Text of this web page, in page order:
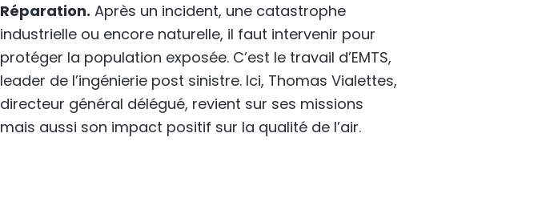
Réparation. Après un incident, une catastrophe
industrielle ou encore naturelle, il faut intervenir pour
protéger la population exposée. C’est le travail d’EMTS,
leader de l’ingénierie post sinistre. Ici, Thomas Vialettes,
directeur général délégué, revient sur ses missions
mais aussi son impact positif sur la qualité de l’air.